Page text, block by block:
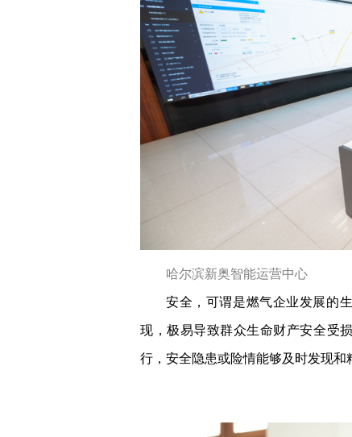
哈尔滨新奥智能运营中心
安全，可谓是燃气企业发展的
现，极易导致群众生命财产安全受
行，安全隐患或险情能够及时发现和